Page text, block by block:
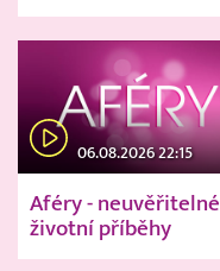
06.08.2026 22:15
Aféry - neuvěřitelné
životní příběhy